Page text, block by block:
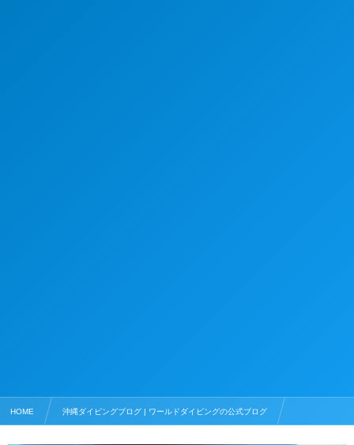
HOME 沖縄ダイビングブログ | ワールドダイビングの公式ブログ